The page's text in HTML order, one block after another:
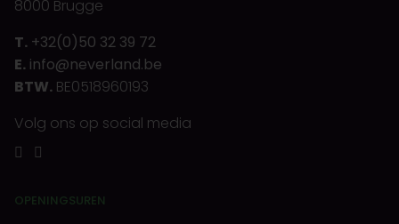
8000 Brugge
T. +32(0)50 32 39 72
E. info@neverland.be
BTW. BE0518960193
Volg ons op social media
OPENINGSUREN